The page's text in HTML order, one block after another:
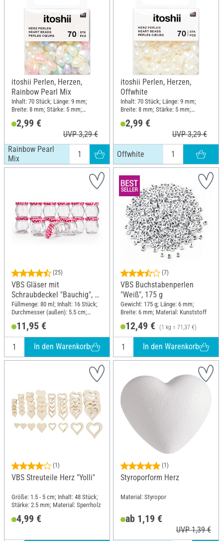
itoshii Perlen, Herzen,
Rainbow Pearl Mix
Inhalt: 70 Stück; Länge: 9 mm;
Breite: 8 mm; Stärke: 5 mm;
2,99 €
UVP 3,29 €
Rainbow Pearl
Mix
itoshii Perlen, Herzen,
Offwhite
Inhalt: 70 Stück; Länge: 9 mm;
Breite: 8 mm; Stärke: 5 mm;
2,99 €
UVP 3,29 €
Offwhite
(25)
VBS Gläser mit
Schraubdeckel "Bauchig", 16
Stück
Füllmenge: 80 ml; Inhalt: 16 Stück;
Durchmesser (außen): 5.5 cm;
11,95 €
In den Warenkorb
(7)
VBS Buchstabenperlen
"Weiß", 175 g
Gewicht: 175 g; Länge: 6 mm;
Breite: 6 mm; Material: Kunststoff
12,49 € (1 kg = 71,37 €)
In den Warenkorb
(1)
VBS Streuteile Herz "Yolli"
Größe: 1.5 - 5 cm; Inhalt: 48 Stück;
Stärke: 2.5 mm; Material: Sperrholz
4,99 €
(1)
Styroporform Herz
Material: Styropor
ab 1,19 €
UVP 1,39 €